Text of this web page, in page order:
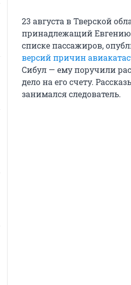
23 августа в Тверской
принадлежащий Евгению
списке пассажиров,
версий причин
Сибул — ему поручили
дело на его счету.
занимался следователь.